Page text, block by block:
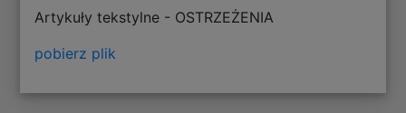
Artykuły tekstylne - OSTRZEŻENIA
pobierz plik